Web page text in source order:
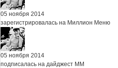
05 ноября 2014
зарегистрировалась на Миллион Меню
05 ноября 2014
подписалась на дайджест ММ